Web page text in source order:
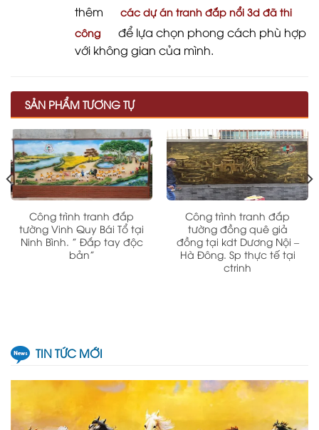
thêm
các dự án tranh đắp nổi 3d đã thi
công
để lựa chọn phong cách phù hợp
với không gian của mình.
SẢN PHẨM TƯƠNG TỰ
Công trình tranh đắp
tường Vinh Quy Bái Tổ tại
Ninh Bình. ” Đắp tay độc
bản”
Công trình tranh đắp
tường đồng quê giả
đồng tại kdt Dương Nội –
Hà Đông. Sp thực tế tại
ctrinh
TIN TỨC MỚI